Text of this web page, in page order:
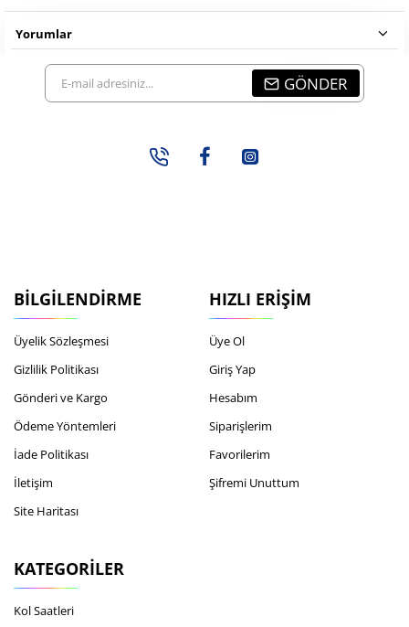
Yorumlar
E-
mail
GÖNDER
BILGILENDIRME
Üyelik Sözleşmesi
Gizlilik Politikası
Gönderi ve Kargo
Ödeme Yöntemleri
İade Politikası
İletişim
Site Haritası
HIZLI ERIŞIM
Üye Ol
Giriş Yap
Hesabım
Siparişlerim
Favorilerim
Şifremi Unuttum
KATEGORILER
Kol Saatleri